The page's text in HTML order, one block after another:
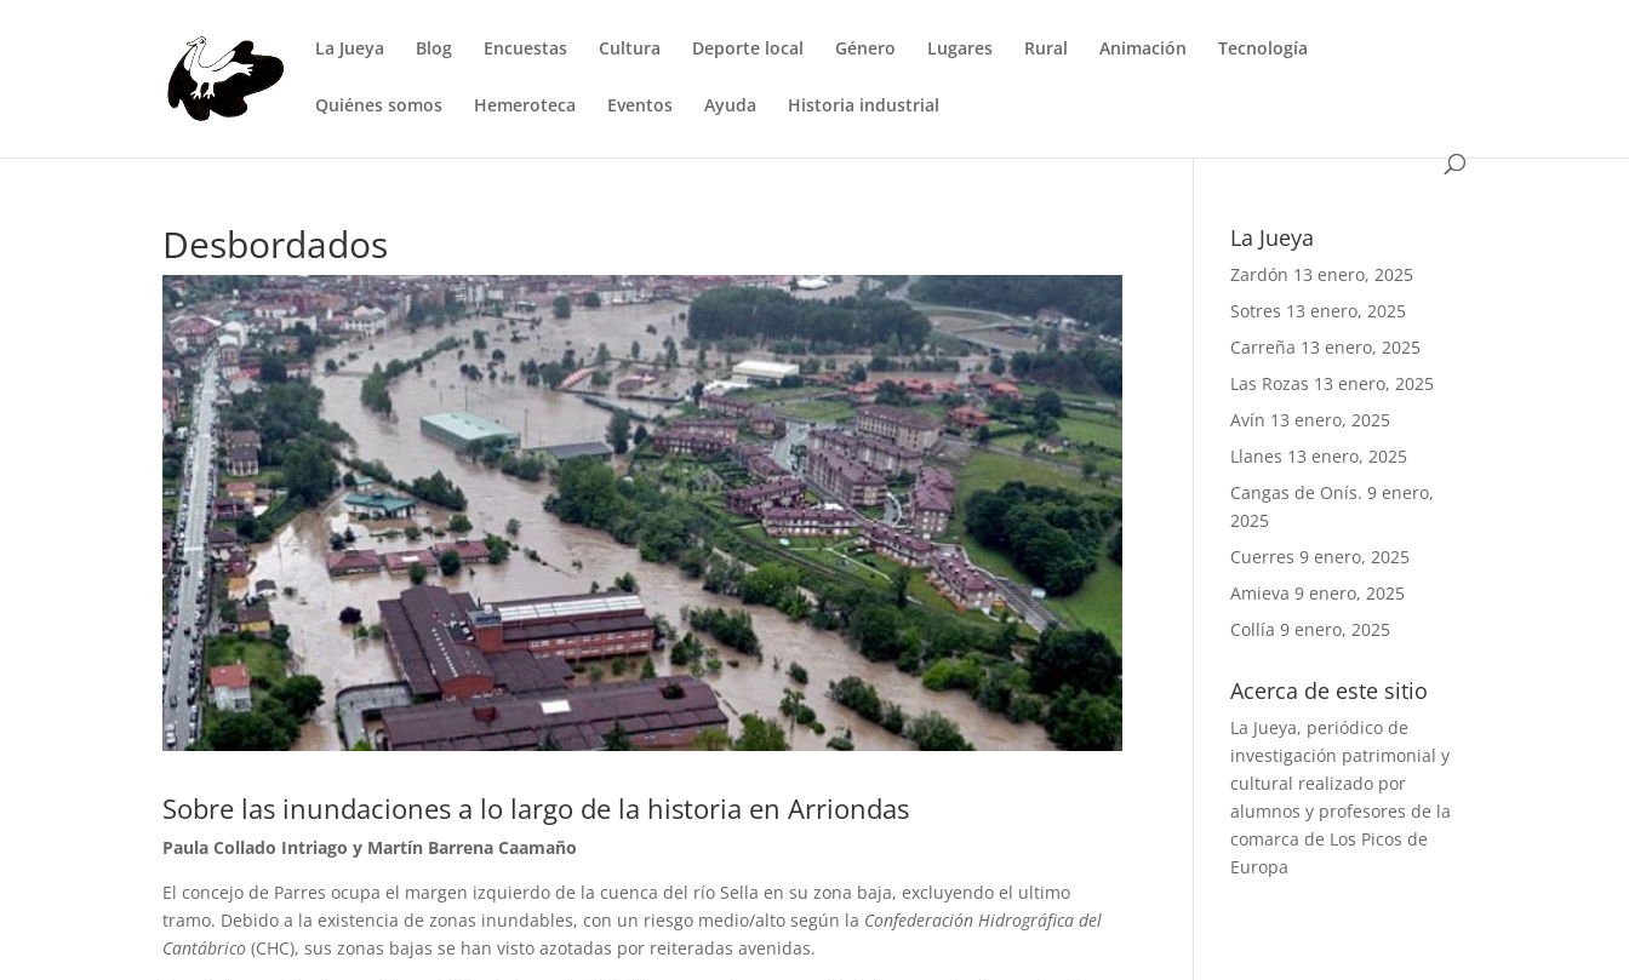
La Jueya Blog Encuestas Cultura Deporte local Género Lugares Rural Animación Tecnología
Quiénes somos Hemeroteca Eventos Ayuda Historia industrial
Desbordados
Sobre las inundaciones a lo largo de la historia en Arriondas
Paula Collado Intriago y Martín Barrena Caamaño
El concejo de Parres ocupa el margen izquierdo de la cuenca del río Sella en su zona baja, excluyendo el ultimo
tramo. Debido a la existencia de zonas inundables, con un riesgo medio/alto según la Confederación Hidrográfica del
Cantábrico (CHC), sus zonas bajas se han visto azotadas por reiteradas avenidas.
La Jueya
Zardón 13 enero, 2025
Sotres 13 enero, 2025
Carreña 13 enero, 2025
Las Rozas 13 enero, 2025
Avín 13 enero, 2025
Llanes 13 enero, 2025
Cangas de Onís. 9 enero,
2025
Cuerres 9 enero, 2025
Amieva 9 enero, 2025
Collía 9 enero, 2025
Acerca de este sitio
La Jueya, periódico de
investigación patrimonial y
cultural realizado por
alumnos y profesores de la
comarca de Los Picos de
Europa